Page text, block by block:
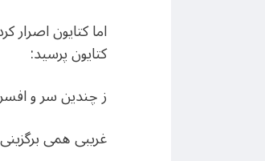
اما کتایون
کتایون پرسید:
ز چندین سر و
غریبی همی